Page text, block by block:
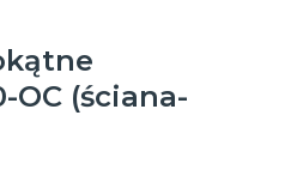
OC (ściana-